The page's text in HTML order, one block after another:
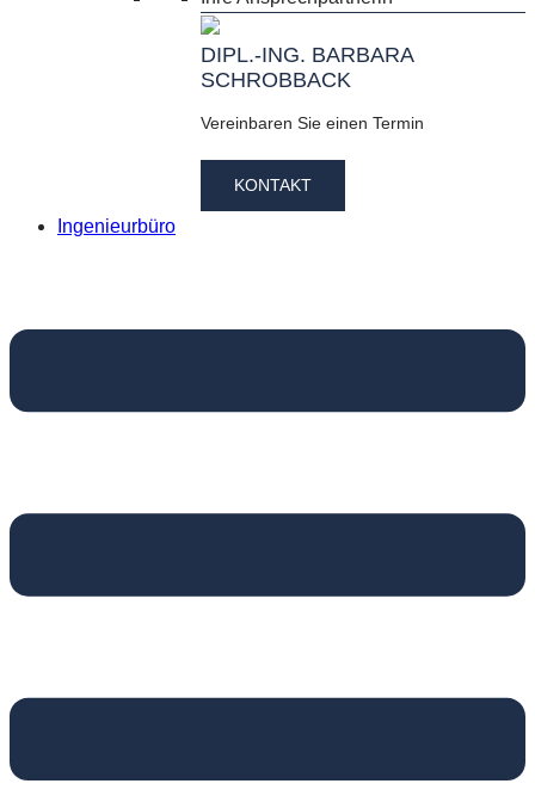
DIPL.-ING. BARBARA
SCHROBBACK
Vereinbaren Sie einen Termin
KONTAKT
Ingenieurbüro